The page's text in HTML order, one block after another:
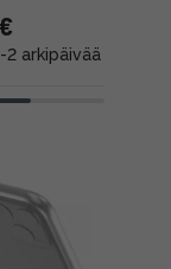
2 arkipäivää